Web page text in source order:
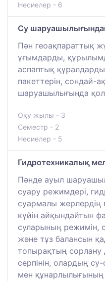
Несиелер - 6
Су
Пән геоақпараттық
ұғымдарды,
аспаптық
пакеттерін, сондай-
шаруашылығында
Оқу жылы - 3
Семестр - 2
Несиелер - 5
Гидротехникалық
Пәнде ауыл
суару режимдері,
суармалы
күйін айқындайтын
суларының режимін,
және тұз балансын
топырақтың сорлану
серпінін, олардың
мен құнарлылығының